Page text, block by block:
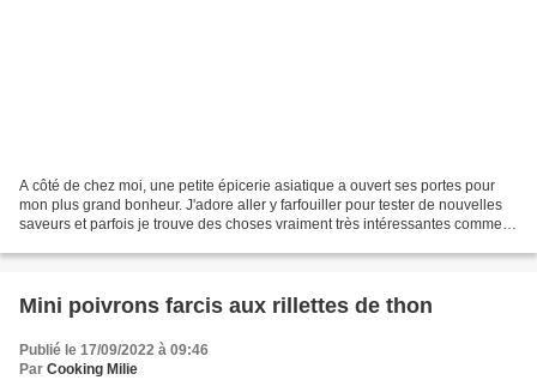
A côté de chez moi, une petite épicerie asiatique a ouvert ses portes pour
mon plus grand bonheur. J'adore aller y farfouiller pour tester de nouvelles
saveurs et parfois je trouve des choses vraiment très intéressantes comme
Mini poivrons farcis aux rillettes de thon
Publié le 17/09/2022 à 09:46
Par Cooking Milie